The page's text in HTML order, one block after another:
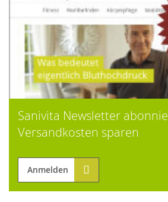
Sanivita Newsletter
Versandkosten sparen
Anmelden